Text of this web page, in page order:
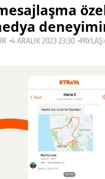
4 ARALIK 2023 23:30 PAYLAŞ: